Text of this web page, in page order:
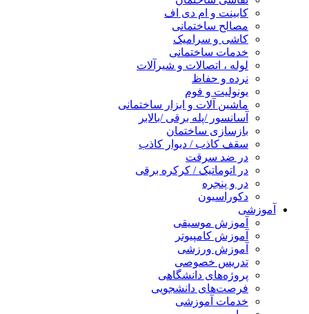
کابینت و ام دی اف
مصالح ساختمانی
کاشی و سرامیک
خدمات ساختمانی
لوله ، اتصالات و شیرآلات
نرده و حفاظ
یونولیت و فوم
ماشین آلات و ابزار ساختمانی
آسانسور /پله برقی /بالابر
بازسازی ساختمان
سقف کاذب / دیوار کاذب
در ضد سرقت
در اتوماتیک / کرکره برقی
در و پنجره
دکوراسیون
آموزشی
آموزش موسیقی
آموزش کامپیوتر
آموزش ورزشی
تدریس خصوصی
پروژه‌های دانشگاهی
فرصت‌های دانشجویی
خدمات آموزشی